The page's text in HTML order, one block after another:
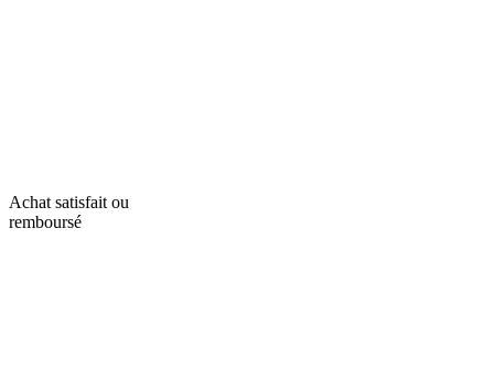
Achat satisfait ou
remboursé